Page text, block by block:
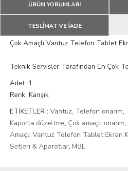
ÜRÜN YORUMLARI
TESLİMAT VE İADE
Çok Amaçlı Vantuz Telefon Tablet
Teknik Servisler Tarafından En Çok
Adet :1
Renk: Karışık
ETİKETLER : Vantuz, Telefon onarım,
Kaporta düzeltme, Çok amaçlı onarım,
Amaçlı Vantuz Telefon Tablet Ekran
Setleri & Aparatlar, MBL